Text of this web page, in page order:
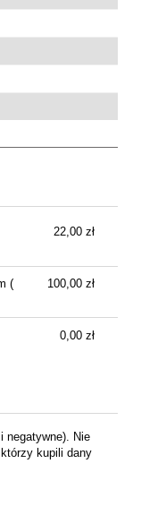
22,00 zł
(
100,00 zł
0,00 zł
negatywne). Nie
kupili dany